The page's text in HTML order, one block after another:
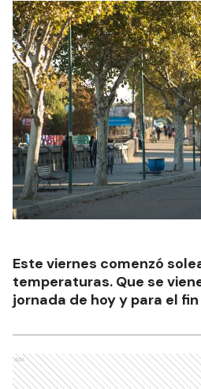
Este viernes comenzó
temperaturas. Que se
jornada de hoy y para el
Ads